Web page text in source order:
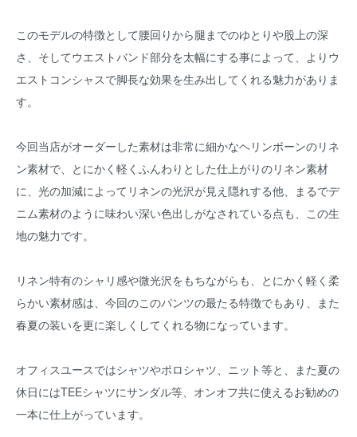
このモデルの特徴として腰回りから腿までのゆとりや股上の深
さ、そしてウエストバンド部分を太幅にする事によって、よりウ
エストコンシャスで脚長な効果を生み出してくれる魅力がありま
す。
今回当店がオーダーした素材は非常に細かなヘリンボーンのリネ
ン素材で、とにかく軽くふんわりとした仕上がりのリネン素材
に、光の加減によってリネンの光沢が見え隠れする他、まるでデ
ニム素材のように味わい深い色出しがなされている点も、この生
地の魅力です。
リネン特有のシャリ感や微光沢をもちながらも、とにかく軽く柔
らかい素材感は、今回のこのパンツの最たる特徴でもあり、また
春夏の装いを更に楽しくしてくれる物になっています。
オフィスユースではシャツやポロシャツ、ニット等と、また夏の
休日にはTEEシャツにサンダル等、オンオフ共に使えるお勧めの
一本に仕上がっています。